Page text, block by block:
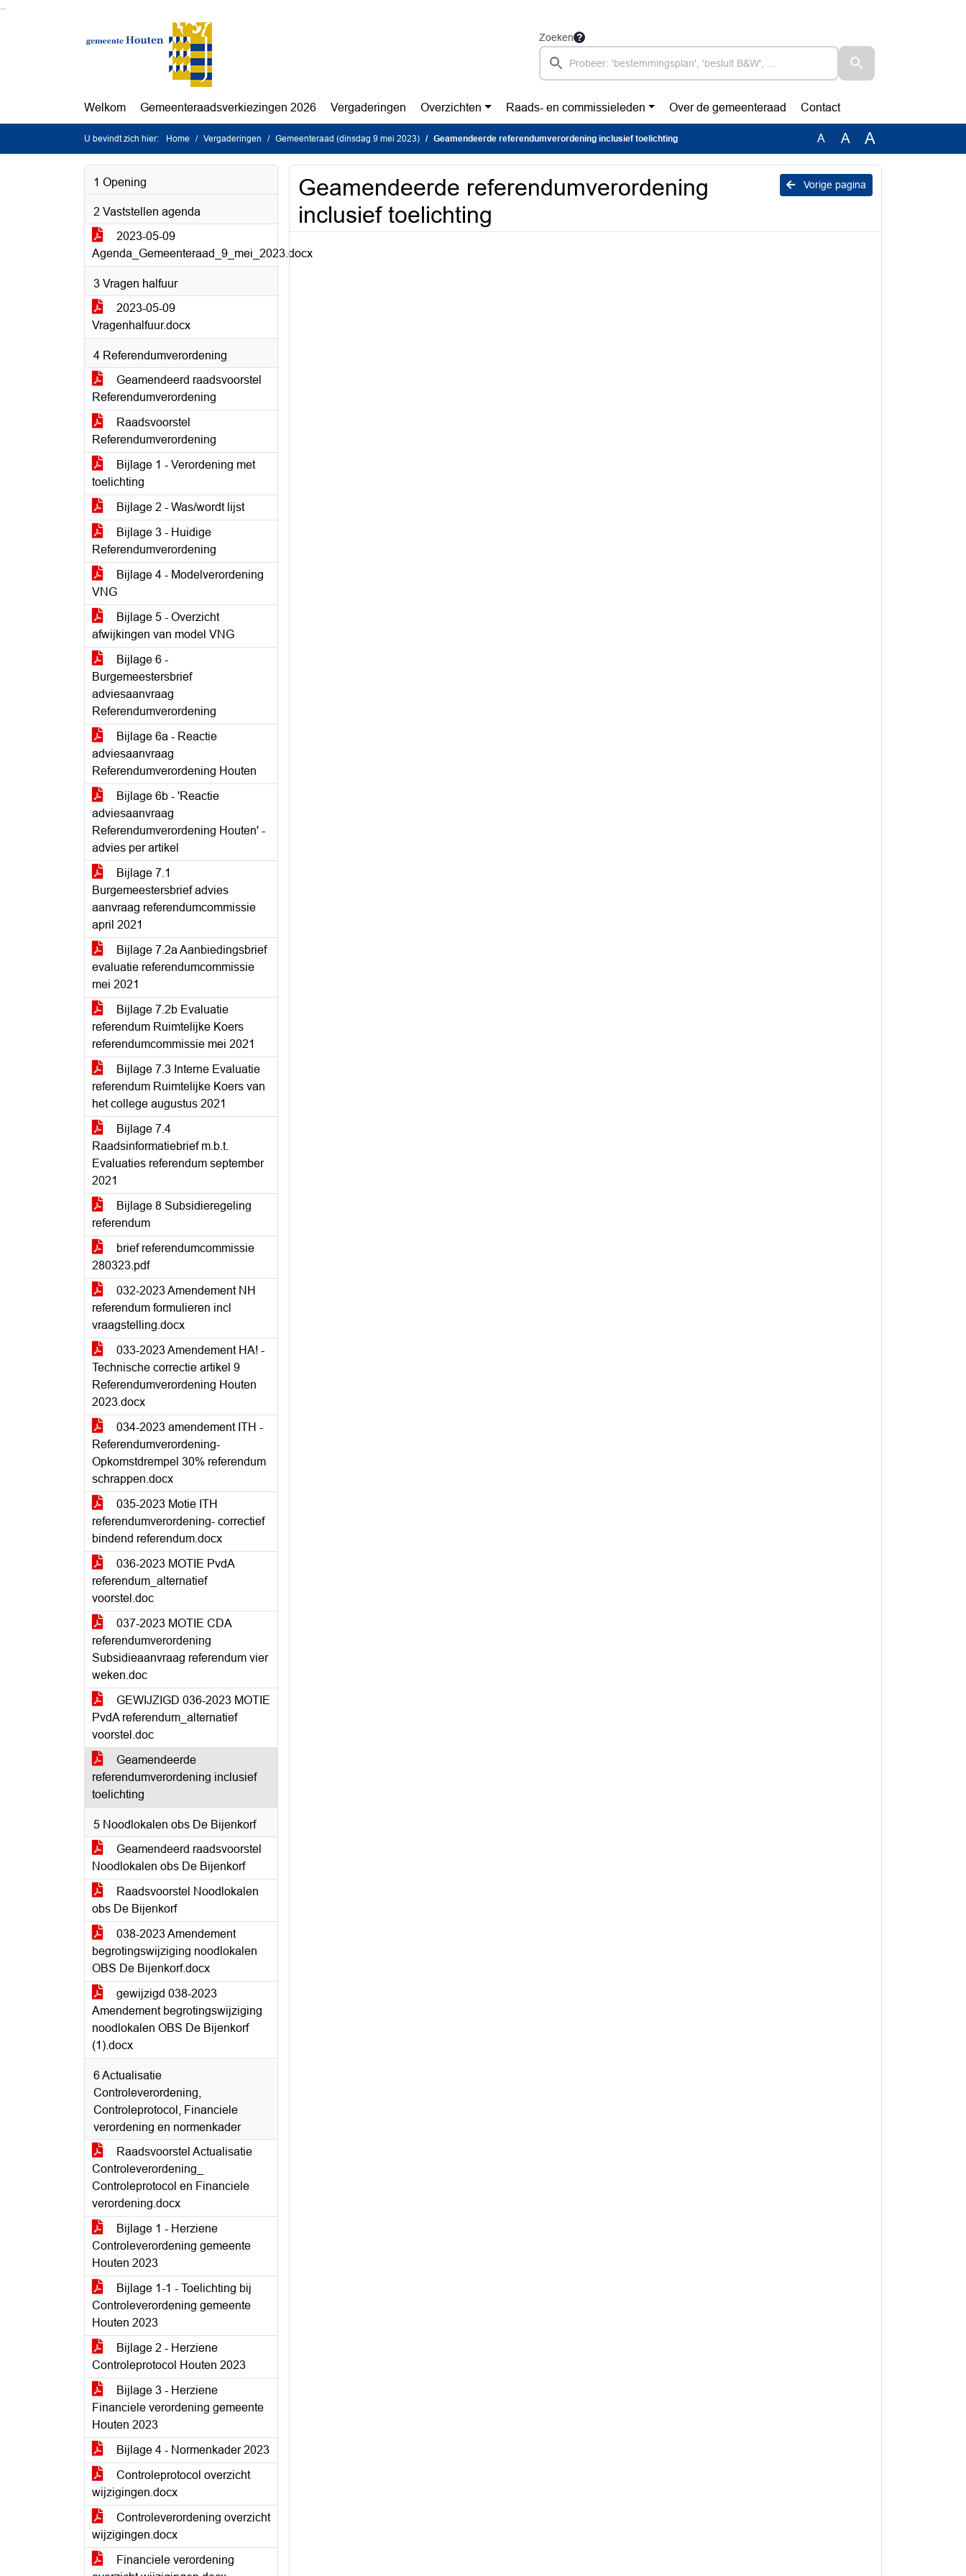
Zoeken
Welkom Gemeenteraadsverkiezingen 2026 Vergaderingen Overzichten Raads- en commissieleden Over de gemeenteraad Contact
U bevindt zich hier: Home Vergaderingen Gemeenteraad (dinsdag 9 mei 2023) Geamendeerde referendumverordening inclusief toelichting A A A
1 Opening
2 Vaststellen agenda
2023-05-09
Agenda_Gemeenteraad_9_mei_2023.docx
3 Vragen halfuur
2023-05-09
Vragenhalfuur.docx
4 Referendumverordening
Geamendeerd raadsvoorstel
Referendumverordening
Raadsvoorstel
Referendumverordening
Bijlage 1 - Verordening met
toelichting
Bijlage 2 - Was/wordt lijst
Bijlage 3 - Huidige
Referendumverordening
Bijlage 4 - Modelverordening
VNG
Bijlage 5 - Overzicht
afwijkingen van model VNG
Bijlage 6 -
Burgemeestersbrief
adviesaanvraag
Referendumverordening
Bijlage 6a - Reactie
adviesaanvraag
Referendumverordening Houten
Bijlage 6b - 'Reactie
adviesaanvraag
Referendumverordening Houten' -
advies per artikel
Bijlage 7.1
Burgemeestersbrief advies
aanvraag referendumcommissie
april 2021
Bijlage 7.2a Aanbiedingsbrief
evaluatie referendumcommissie
mei 2021
Bijlage 7.2b Evaluatie
referendum Ruimtelijke Koers
referendumcommissie mei 2021
Bijlage 7.3 Interne Evaluatie
referendum Ruimtelijke Koers van
het college augustus 2021
Bijlage 7.4
Raadsinformatiebrief m.b.t.
Evaluaties referendum september
2021
Bijlage 8 Subsidieregeling
referendum
brief referendumcommissie
280323.pdf
032-2023 Amendement NH
referendum formulieren incl
vraagstelling.docx
033-2023 Amendement HA! -
Technische correctie artikel 9
Referendumverordening Houten
2023.docx
034-2023 amendement ITH -
Referendumverordening-
Opkomstdrempel 30% referendum
schrappen.docx
035-2023 Motie ITH
referendumverordening- correctief
bindend referendum.docx
036-2023 MOTIE PvdA
referendum_alternatief
voorstel.doc
037-2023 MOTIE CDA
referendumverordening
Subsidieaanvraag referendum vier
weken.doc
GEWIJZIGD 036-2023 MOTIE
PvdA referendum_alternatief
voorstel.doc
Geamendeerde
referendumverordening inclusief
toelichting
5 Noodlokalen obs De Bijenkorf
Geamendeerd raadsvoorstel
Noodlokalen obs De Bijenkorf
Raadsvoorstel Noodlokalen
obs De Bijenkorf
038-2023 Amendement
begrotingswijziging noodlokalen
OBS De Bijenkorf.docx
gewijzigd 038-2023
Amendement begrotingswijziging
noodlokalen OBS De Bijenkorf
(1).docx
6 Actualisatie
Controleverordening,
Controleprotocol, Financiele
verordening en normenkader
Raadsvoorstel Actualisatie
Controleverordening_
Controleprotocol en Financiele
verordening.docx
Bijlage 1 - Herziene
Controleverordening gemeente
Houten 2023
Bijlage 1-1 - Toelichting bij
Controleverordening gemeente
Houten 2023
Bijlage 2 - Herziene
Controleprotocol Houten 2023
Bijlage 3 - Herziene
Financiele verordening gemeente
Houten 2023
Bijlage 4 - Normenkader 2023
Controleprotocol overzicht
wijzigingen.docx
Controleverordening overzicht
wijzigingen.docx
Financiele verordening
Vorige pagina
Geamendeerde referendumverordening
inclusief toelichting